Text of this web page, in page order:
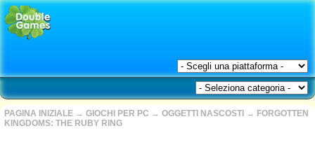
PAGINA INIZIALE → GIOCHI PER PC → OGGETTI NASCOSTI → FORGOTTEN
KINGDOMS: THE RUBY RING